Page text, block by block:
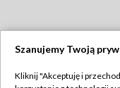
Szanujemy Twoją
Kliknij "Akceptuję i